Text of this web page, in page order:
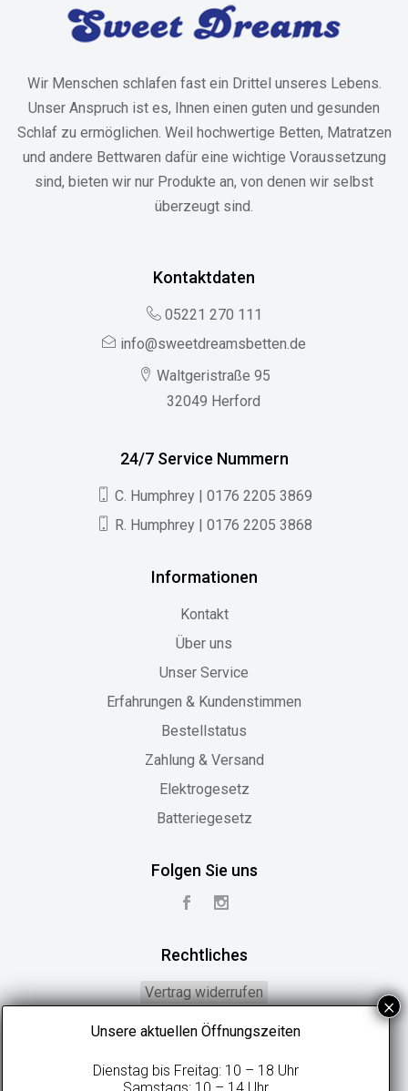
Wir Menschen schlafen fast ein Drittel unseres Lebens.
Unser Anspruch ist es, Ihnen einen guten und gesunden
Schlaf zu ermöglichen. Weil hochwertige Betten, Matratzen
und andere Bettwaren dafür eine wichtige Voraussetzung
sind, bieten wir nur Produkte an, von denen wir selbst
überzeugt sind.
Kontaktdaten
05221 270 111
info@sweetdreamsbetten.de
Waltgeristraße 95
32049 Herford
24/7 Service Nummern
C. Humphrey | 0176 2205 3869
R. Humphrey | 0176 2205 3868
Informationen
Kontakt
Über uns
Unser Service
Erfahrungen & Kundenstimmen
Bestellstatus
Zahlung & Versand
Elektrogesetz
Batteriegesetz
Folgen Sie uns
Rechtliches
Vertrag widerrufen
Widerrufsbelehrung
Datenschutzerklärung
Unsere aktuellen Öffnungszeiten
Dienstag bis Freitag: 10 – 18 Uhr